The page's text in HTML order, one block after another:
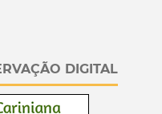
DIGITAL